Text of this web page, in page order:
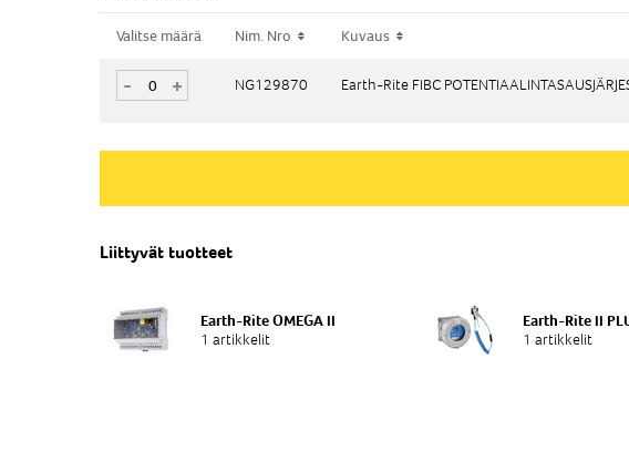
Valitse määrä Nim. Nro Kuvaus
+
- NG129870 Earth-Rite FIBC
Valitse määrä Nim. Nro Kuvaus
+
- NG129870 Earth-Rite FIBC
Liittyvät tuotteet
Earth-Rite OMEGA II
1 artikkelit
Earth-Rite II
1 artikkelit